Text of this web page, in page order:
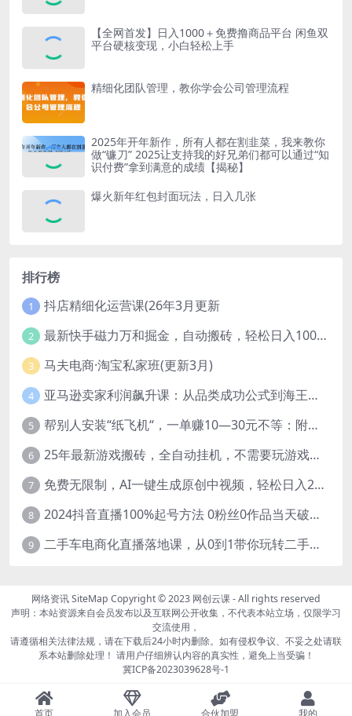
【全网首发】日入1000＋免费撸商品平台 闲鱼双
平台硬核变现，小白轻松上手
精细化团队管理，教你学会公司管理流程
2025年开年新作，所有人都在割韭菜，我来教你
做“镰刀” 2025让支持我的好兄弟们都可以通过“知
识付费”拿到满意的成绩【揭秘】
爆火新年红包封面玩法，日入几张
排行榜
1 抖店精细化运营课(26年3月更新
2 最新快手磁力万和掘金，自动搬砖，轻松日入100-200，操作简单
3 马夫电商·淘宝私家班(更新3月)
4 亚马逊卖家利润飙升课：从品类成功公式到海王打法，让每个SKU都成爆款一路飙升(更新26年3月
5 帮别人安装“纸飞机“，一单赚10—30元不等：附：免费节点
6 25年最新游戏搬砖，全自动挂机，不需要玩游戏，单手机操作日入300+
7 免费无限制，AI一键生成原创中视频，轻松日入2000+，超简单，可矩阵，…
8 2024抖音直播100%起号方法 0粉丝0作品当天破千人在线 多种变现方式
9 二手车电商化直播落地课，从0到1带你玩转二手车直播
网络资讯SiteMap Copyright © 2023 网创云课- All rights reserved
声明：本站资源来自会员发布以及互联网公开收集，不代表本站立场，仅限学习
交流使用，
请遵循相关法律法规，请在下载后24小时内删除。如有侵权争议、不妥之处请联
系本站删除处理！ 请用户仔细辨认内容的真实性，避免上当受骗！
冀ICP备2023039628号-1
首页 加入会员 合伙加盟 我的